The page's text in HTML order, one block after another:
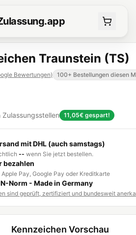
ulassung.app
Traunstein (TS)
Bewertungen) 100+ Bestellungen diesen
Zulassungsstellen 11,05€ gespart!
mit DHL (auch samstags)
-- wenn Sie jetzt bestellen.
bezahlen
Pay, Google Pay oder Kreditkarte
Norm - Made in Germany
sind geprüft, zertifiziert und bundesweit
Kennzeichen Vorschau